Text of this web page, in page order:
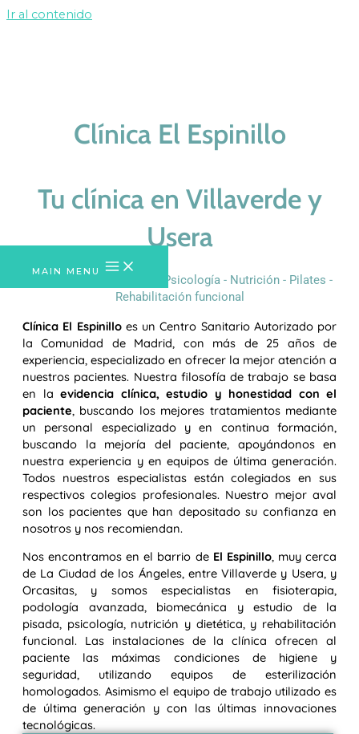
Ir al contenido
MAIN MENU
Clínica El Espinillo
Tu clínica en Villaverde y
Usera
Fisioterapia - Podología - Psicología - Nutrición - Pilates -
Rehabilitación funcional
Clínica El Espinilloes un Centro Sanitario Autorizado por
la Comunidad de Madrid, con más de 25 años de
experiencia, especializado en ofrecer la mejor atención a
nuestros pacientes. Nuestra filosofía de trabajo se basa
en la evidencia clínica, estudio y honestidad con el
paciente, buscando los mejores tratamientos mediante
un personal especializado y en continua formación,
buscando la mejoría del paciente, apoyándonos en
nuestra experiencia y en equipos de última generación.
Todos nuestros especialistas están colegiados en sus
respectivos colegios profesionales. Nuestro mejor aval
son los pacientes que han depositado su confianza en
nosotros y nos recomiendan.
Nos encontramos en el barrio de El Espinillo, muy cerca
de La Ciudad de los Ángeles, entre Villaverde y Usera, y
Orcasitas, y somos especialistas en fisioterapia,
podología avanzada, biomecánica y estudio de la
pisada, psicología, nutrición y dietética, y rehabilitación
funcional. Las instalaciones de la clínica ofrecen al
paciente las máximas condiciones de higiene y
seguridad, utilizando equipos de esterilización
homologados. Asimismo el equipo de trabajo utilizado es
de última generación y con las últimas innovaciones
tecnológicas.